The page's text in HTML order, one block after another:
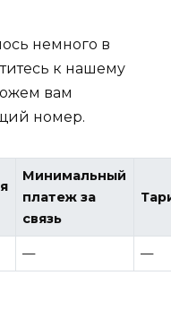
немного в
к нашему
вам
номер.
Минимальный
платеж за
связь
— —